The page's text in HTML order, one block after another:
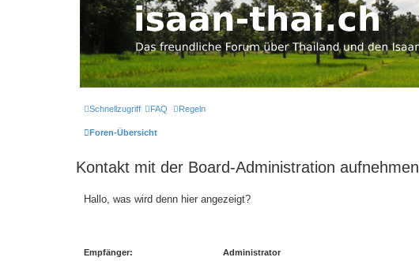
Schnellzugriff FAQ Regeln
Foren-Übersicht
Kontakt mit der Board-Administration aufnehmen
Hallo, was wird denn hier angezeigt?
Empfänger: Administrator